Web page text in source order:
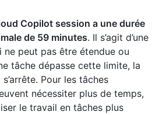
Copilot session a une durée
de 59 minutes. Il s’agit d’une
peut pas être étendue ou
tâche dépasse cette limite, la
Pour les tâches
nécessiter plus de temps,
le travail en tâches plus